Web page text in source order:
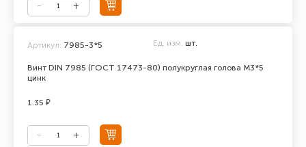
Винт DIN 7985 (ГОСТ 17473-80) полукруглая голова М3*5
цинк
Артикул: 7985-3*5 Ед. изм. шт.
1.35 ₽